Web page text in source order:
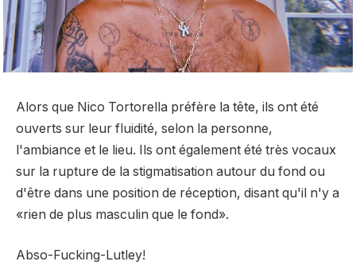
Alors que Nico Tortorella préfère la tête, ils ont été
ouverts sur leur fluidité, selon la personne,
l'ambiance et le lieu. Ils ont également été très vocaux
sur la rupture de la stigmatisation autour du fond ou
d'être dans une position de réception, disant qu'il n'y a
«rien de plus masculin que le fond».
Abso-Fucking-Lutley!